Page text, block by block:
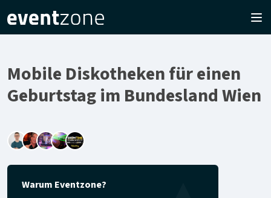
Mobile Diskotheken für einen
Geburtstag im Bundesland Wien
Warum Eventzone?